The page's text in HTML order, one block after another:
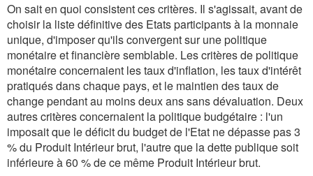
On sait en quoi consistent ces critères. Il s'agissait, avant de
choisir la liste définitive des Etats participants à la monnaie
unique, d'imposer qu'ils convergent sur une politique
monétaire et financière semblable. Les critères de politique
monétaire concernaient les taux d'inflation, les taux d'intérêt
pratiqués dans chaque pays, et le maintien des taux de
change pendant au moins deux ans sans dévaluation. Deux
autres critères concernaient la politique budgétaire : l'un
imposait que le déficit du budget de l'Etat ne dépasse pas 3
% du Produit Intérieur brut, l'autre que la dette publique soit
inférieure à 60 % de ce même Produit Intérieur brut.